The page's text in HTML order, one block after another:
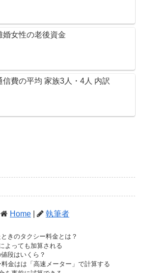
婚女性の老後資金
信費の平均 家族3人・4人 内訳
Home 執筆者
きのタクシー料金とは？
よっても加算される
段はいくら？
金はは「高速メーター」で計算する